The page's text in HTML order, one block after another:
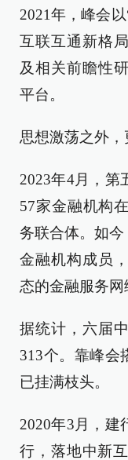
2021年，峰会
互联互通新格
及相关前瞻性
平台。
思想激荡之外，
2023年4月，第
57家金融机构
务联合体。如今
金融机构成员
态的金融服务网
据统计，六届
313个。靠峰会
已挂满枝头。
2020年3月，建
行，落地中新